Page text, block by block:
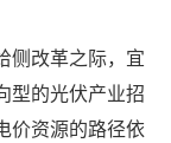
侧改革之际，宜
型的光伏产业招
价资源的路径依